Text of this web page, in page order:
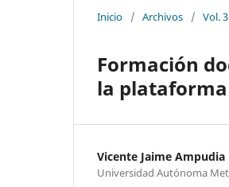
Inicio / Archivos / Vol.
Formación
la plataforma
Vicente Jaime Ampudia
Universidad Autónoma